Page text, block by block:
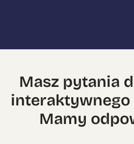
Masz pytania
interaktywnego
Mamy